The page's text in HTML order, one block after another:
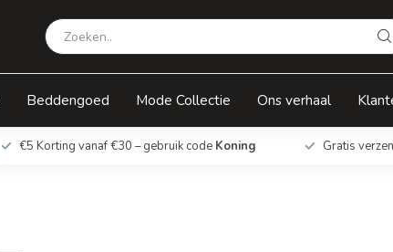
Beddengoed Mode Collectie Ons verhaal
€5 Korting vanaf €30 – gebruik code Koning Gratis